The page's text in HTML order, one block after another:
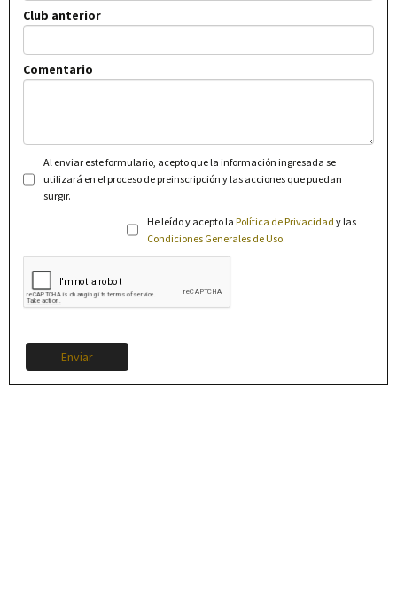
Club anterior
Comentario
Al enviar este formulario, acepto que la información ingresada se
utilizará en el proceso de preinscripción y las acciones que puedan
surgir.
He leído y acepto la Política de Privacidad y las
Condiciones Generales de Uso.
Enviar